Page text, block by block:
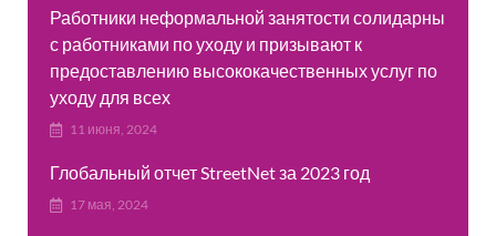
Работники неформальной занятости солидарны
с работниками по уходу и призывают к
предоставлению высококачественных услуг по
уходу для всех
11 июня, 2024
Глобальный отчет StreetNet за 2023 год
17 мая, 2024